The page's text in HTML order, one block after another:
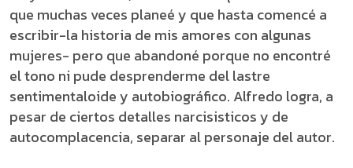
que muchas veces planeé y que hasta comencé a
escribir-la historia de mis amores con algunas
mujeres- pero que abandoné porque no encontré
el tono ni pude desprenderme del lastre
sentimentaloide y autobiográfico. Alfredo logra, a
pesar de ciertos detalles narcisisticos y de
autocomplacencia, separar al personaje del autor.